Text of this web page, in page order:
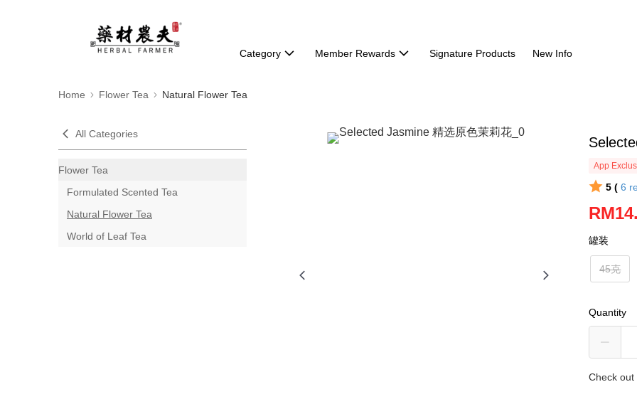
Category Member Rewards Signature Products New Info
Home Flower Tea Natural Flower Tea
All Categories
Flower Tea
Formulated Scented Tea
Natural Flower Tea
World of Leaf Tea
App
5 ( 6
罐装
45克
Quantity
Check out